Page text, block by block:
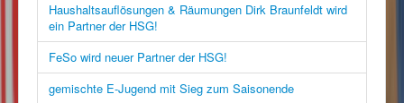
Haushaltsauflösungen & Räumungen Dirk Braunfeldt wird
ein Partner der HSG!
FeSo wird neuer Partner der HSG!
gemischte E-Jugend mit Sieg zum Saisonende